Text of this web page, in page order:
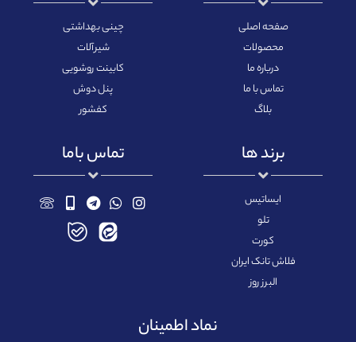
صفحه اصلی
محصولات
درباره ما
تماس با ما
بلاگ
چینی بهداشتی
شیرآلات
کابینت روشویی
پنل دوش
کفشور
برند ها
ایساتیس
تلو
کورت
فلاش تانک ایران
البرز روز
تماس باما
نماد اطمینان